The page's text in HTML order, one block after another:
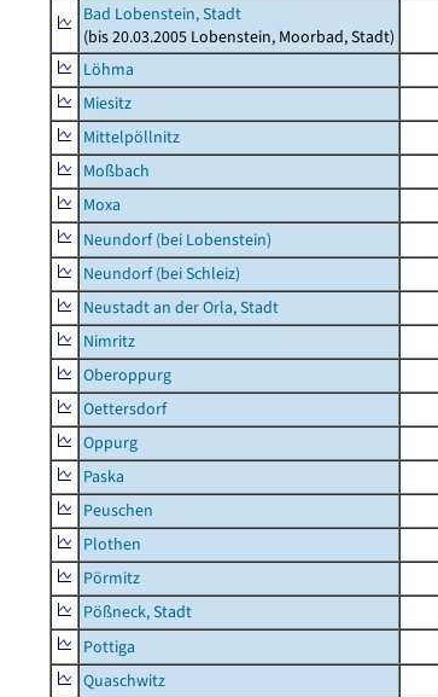
Bad Lobenstein, Stadt
(bis 20.03.2005 Lobenstein, Moorbad, Stadt)
Löhma
Miesitz
Mittelpöllnitz
Moßbach
Moxa
Neundorf (bei Lobenstein)
Neundorf (bei Schleiz)
Neustadt an der Orla, Stadt
Nimritz
Oberoppurg
Oettersdorf
Oppurg
Paska
Peuschen
Plothen
Pörmitz
Pößneck, Stadt
Pottiga
Quaschwitz